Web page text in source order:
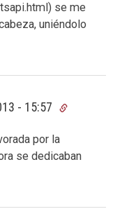
se me
uniéndolo
- 15:57
por la
se dedicaban